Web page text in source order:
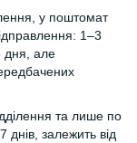
у поштомат
1–3
дня, але
та лише по
днів, залежить від